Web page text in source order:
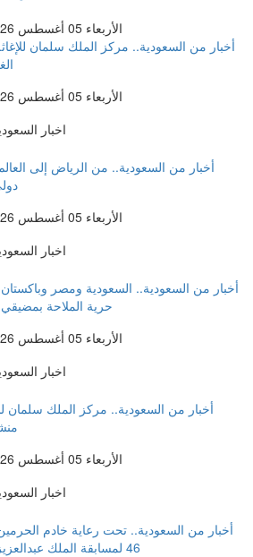
الأربعاء 05 أغسطس 2026 10:39 مساءً
أخبار من السعودية.. مركز الملك سلمان
الأربعاء 05 أغسطس 2026 10:39 مساءً
اخبار
أخبار من السعودية.. من الرياض إلى
الأربعاء 05 أغسطس 2026 10:39 مساءً
اخبار
أخبار من السعودية.. السعودية ومصر
حرية الملاحة
الأربعاء 05 أغسطس 2026 10:39 مساءً
اخبار
الأربعاء 05 أغسطس 2026 10:39 مساءً
اخبار
أخبار من السعودية.. تحت رعاية خادم
46 لمسابقة الملك عبدالعزيز للقرآن الكريم غدًا